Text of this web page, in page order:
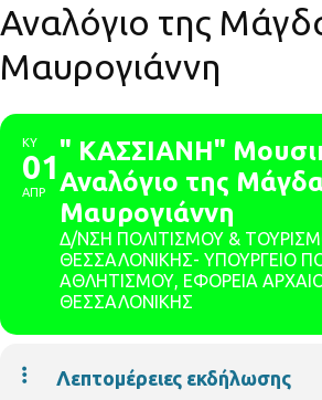
Αναλόγιο της
Μαυρογιάννη
ΚΥ
01
ΑΠΡ
" ΚΑΣΣΙΑΝΗ"
Αναλόγιο της
Μαυρογιάννη
Δ/ΝΣΗ ΠΟΛΙΤΙΣΜΟΥ &
ΘΕΣΣΑΛΟΝΙΚΗΣ- ΥΠΟΥΡΓΕΙΟ
ΑΘΛΗΤΙΣΜΟΥ, ΕΦΟΡΕΙΑ
ΘΕΣΣΑΛΟΝΙΚΗΣ
Λεπτομέρειες εκδήλωσης